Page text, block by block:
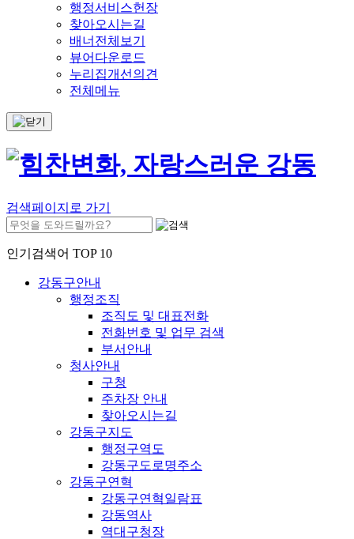
행정서비스헌장
찾아오시는길
배너전체보기
뷰어다운로드
누리집개선의견
전체메뉴
검색페이지로 가기
인기검색어 TOP 10
강동구안내
행정조직
조직도 및 대표전화
전화번호 및 업무 검색
부서안내
청사안내
구청
주차장 안내
찾아오시는길
강동구지도
행정구역도
강동구도로명주소
강동구연혁
강동구연혁일람표
강동역사
역대구청장